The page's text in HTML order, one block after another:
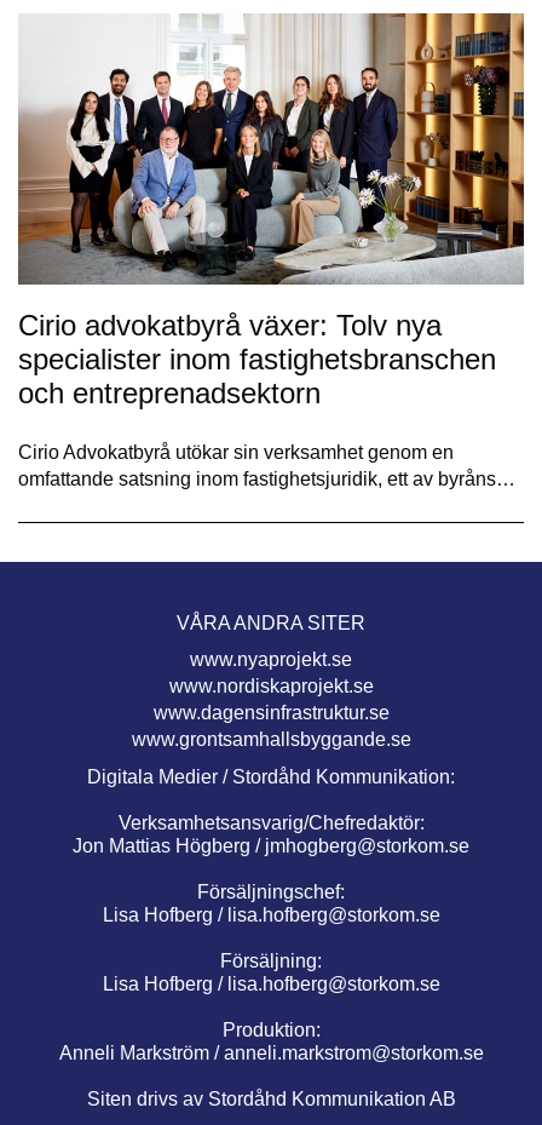
Cirio advokatbyrå växer: Tolv nya
specialister inom fastighetsbranschen
och entreprenadsektorn
Cirio Advokatbyrå utökar sin verksamhet genom en
omfattande satsning inom fastighetsjuridik, ett av byråns…
VÅRA ANDRA SITER
www.nyaprojekt.se
www.nordiskaprojekt.se
www.dagensinfrastruktur.se
www.grontsamhallsbyggande.se
Digitala Medier / Stordåhd Kommunikation:
Verksamhetsansvarig/Chefredaktör:
Jon Mattias Högberg / jmhogberg@storkom.se
Försäljningschef:
Lisa Hofberg / lisa.hofberg@storkom.se
Försäljning:
Lisa Hofberg / lisa.hofberg@storkom.se
Produktion:
Anneli Markström / anneli.markstrom@storkom.se
Siten drivs av Stordåhd Kommunikation AB